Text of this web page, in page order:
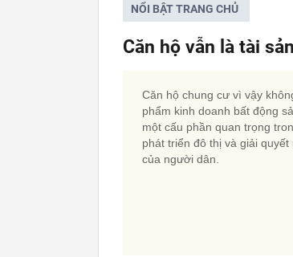
NỔI BẬT TRANG CHỦ
Căn hộ vẫn là tài sản
Căn hộ chung cư vì vậy
phẩm kinh doanh bất động
một cấu phần quan trọng
phát triển đô thị và giải
của người dân.